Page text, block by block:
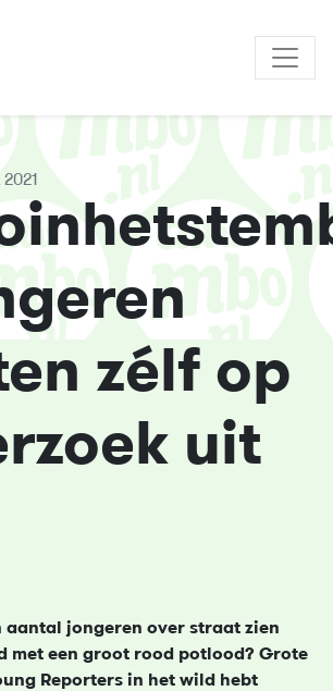
zélf op
uit
aantal jongeren over straat zien
met een groot rood potlood? Grote
Reporters in het wild hebt